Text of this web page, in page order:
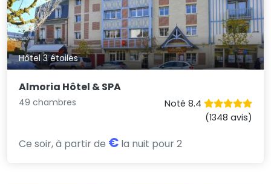
Hôtel 3 étoiles
Almoria Hôtel & SPA
49 chambres
Noté 8.4
(1348 avis)
Ce soir, à partir de € la nuit pour 2